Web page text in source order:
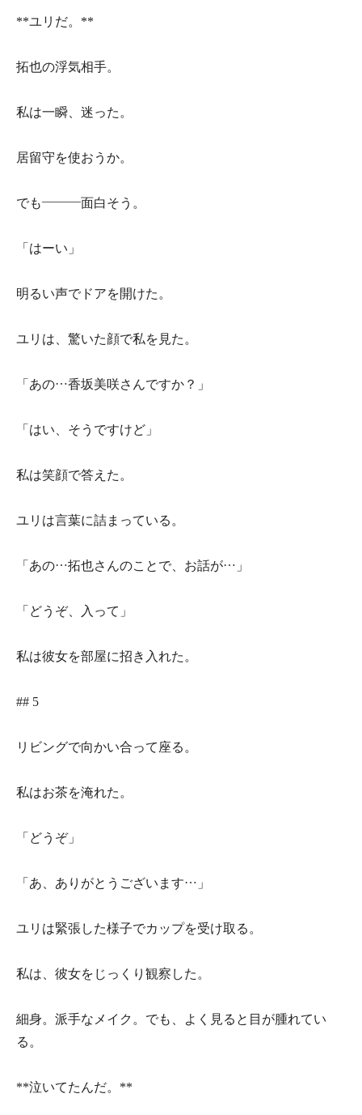
**ユリだ。**
拓也の浮気相手。
私は一瞬、迷った。
居留守を使おうか。
でも———面白そう。
「はーい」
明るい声でドアを開けた。
ユリは、驚いた顔で私を見た。
「あの…香坂美咲さんですか？」
「はい、そうですけど」
私は笑顔で答えた。
ユリは言葉に詰まっている。
「あの…拓也さんのことで、お話が…」
「どうぞ、入って」
私は彼女を部屋に招き入れた。
## 5
リビングで向かい合って座る。
私はお茶を淹れた。
「どうぞ」
「あ、ありがとうございます…」
ユリは緊張した様子でカップを受け取る。
私は、彼女をじっくり観察した。
細身。派手なメイク。でも、よく見ると目が腫れてい
る。
**泣いてたんだ。**